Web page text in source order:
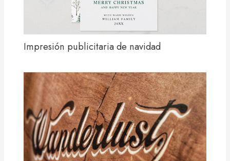
Impresión publicitaria de navidad